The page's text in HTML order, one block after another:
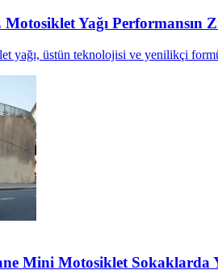
Yağı Performansın
üstün teknolojisi ve yenilikçi
Mini Motosiklet Sokaklarda